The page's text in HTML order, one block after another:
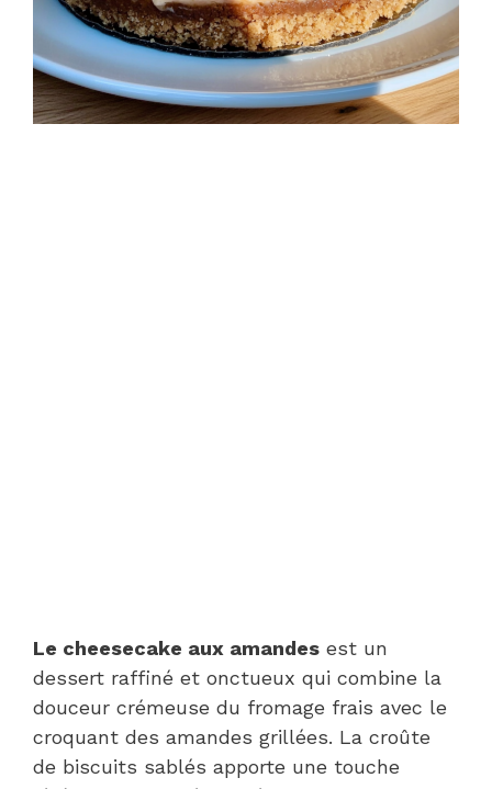
Le cheesecake aux amandes est un
dessert raffiné et onctueux qui combine la
douceur crémeuse du fromage frais avec le
croquant des amandes grillées. La croûte
de biscuits sablés apporte une touche